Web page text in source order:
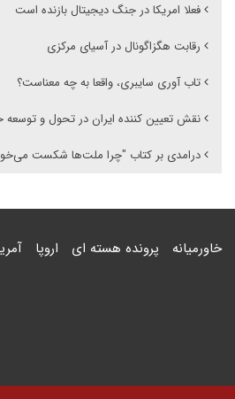
فعلا امریکا در جنگ دیجیتال بازنده است
رقابت هگزاگونال در آسیای مرکزی
تاب آوری سایبری، واقعا به چه معناست؟
نقش تعیین کننده ایران در تحول و
درامدی بر کتاب "چرا ملت‌ها شکست
خاورمیانه پرونده هسته ای اروپا